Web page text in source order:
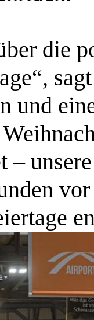
die
und
–